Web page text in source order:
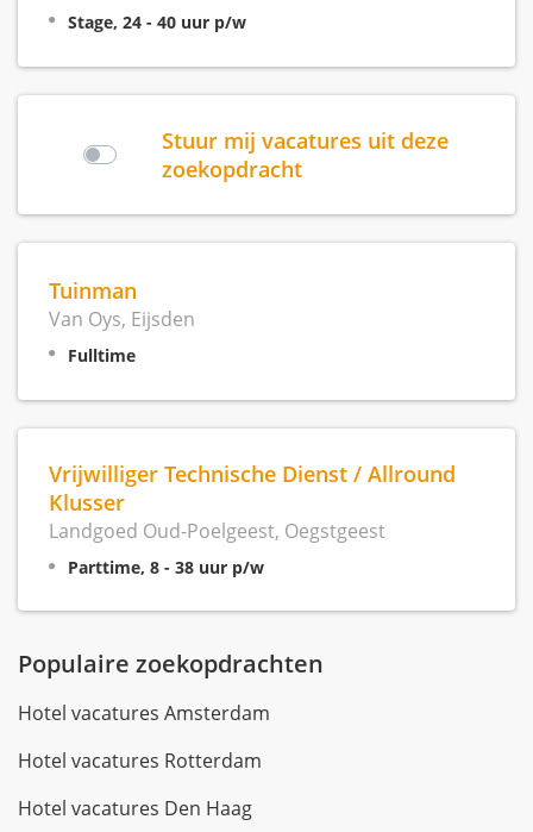
Stage, 24 - 40 uur p/w
Stuur mij vacatures uit deze
zoekopdracht
Tuinman
Van Oys, Eijsden
Fulltime
Vrijwilliger Technische Dienst / Allround
Klusser
Landgoed Oud-Poelgeest, Oegstgeest
Parttime, 8 - 38 uur p/w
Populaire zoekopdrachten
Hotel vacatures Amsterdam
Hotel vacatures Rotterdam
Hotel vacatures Den Haag